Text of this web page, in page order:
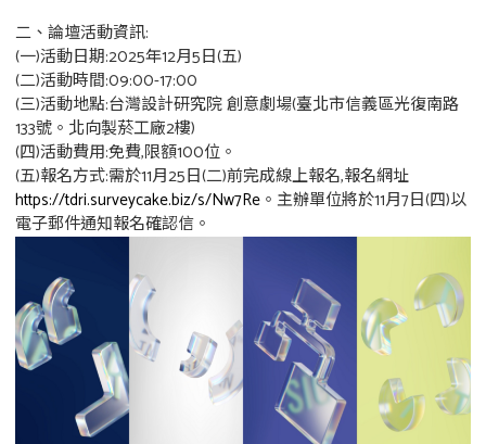
二、論壇活動資訊:
(一)活動日期:2025年12月5日(五)
(二)活動時間:09:00-17:00
(三)活動地點:台灣設計研究院 創意劇場(臺北市信義區光復南路
133號。北向製菸工廠2樓)
(四)活動費用:免費,限額100位。
(五)報名方式:需於11月25日(二)前完成線上報名,報名網址
https://tdri.surveycake.biz/s/Nw7Re 。主辦單位將於11月7日(四)以
電子郵件通知報名確認信。